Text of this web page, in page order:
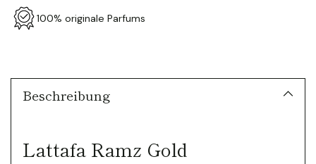
100% originale Parfums
legen
Beschreibung
Lattafa Ramz Gold